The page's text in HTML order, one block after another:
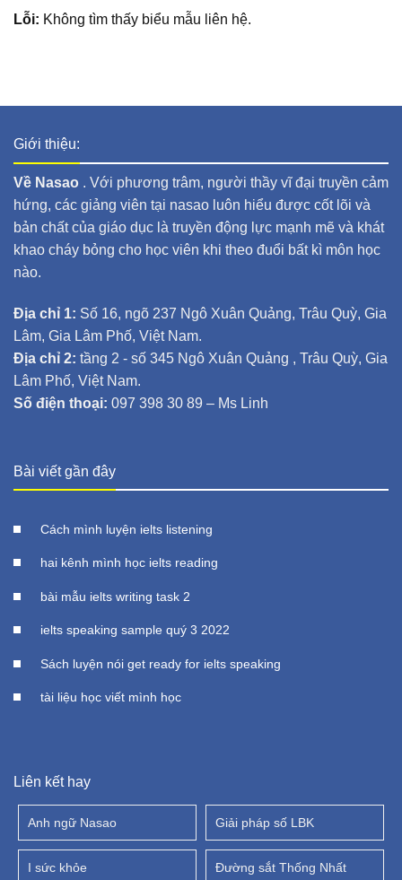
Lỗi: Không tìm thấy biểu mẫu liên hệ.
Giới thiệu:
Về Nasao . Với phương trâm, người thầy vĩ đại truyền cảm
hứng, các giảng viên tại nasao luôn hiểu được cốt lõi và
bản chất của giáo dục là truyền động lực mạnh mẽ và khát
khao cháy bỏng cho học viên khi theo đuổi bất kì môn học
nào.
Địa chỉ 1: Số 16, ngõ 237 Ngô Xuân Quảng, Trâu Quỳ, Gia
Lâm, Gia Lâm Phố, Việt Nam.
Địa chỉ 2: tầng 2 - số 345 Ngô Xuân Quảng , Trâu Quỳ, Gia
Lâm Phố, Việt Nam.
Số điện thoại: 097 398 30 89 – Ms Linh
Bài viết gần đây
Cách mình luyện ielts listening
hai kênh mình học ielts reading
bài mẫu ielts writing task 2
ielts speaking sample quý 3 2022
Sách luyện nói get ready for ielts speaking
tài liệu học viết mình học
Liên kết hay
Anh ngữ Nasao Giải pháp số LBK
I sức khỏe Đường sắt Thống Nhất